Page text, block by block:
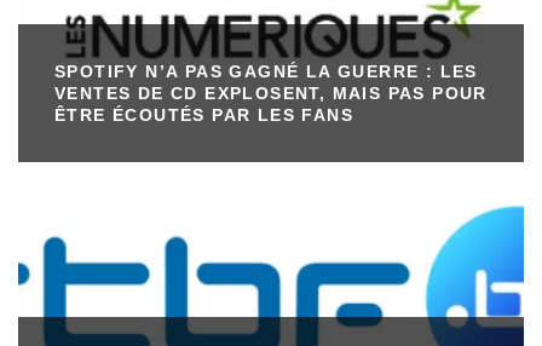
SPOTIFY N’A PAS GAGNÉ LA GUERRE : LES
VENTES DE CD EXPLOSENT, MAIS PAS POUR
ÊTRE ÉCOUTÉS PAR LES FANS